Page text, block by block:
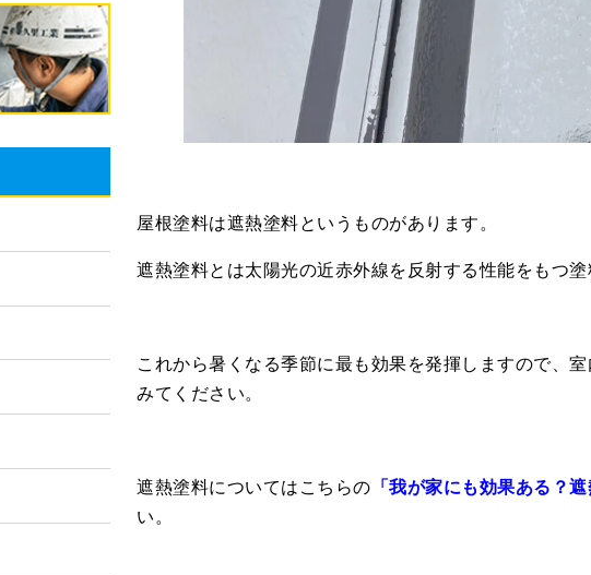
屋根塗料は遮熱塗料というものがあります。
遮熱塗料とは太陽光の近赤外線を反射する性能をもつ
これから暑くなる季節に最も効果を発揮しますので、
みてください。
遮熱塗料についてはこちらの 「我が家にも効果ある？
い。